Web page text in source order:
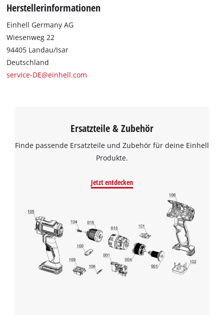
Herstellerinformationen
Einhell Germany AG
Wiesenweg 22
94405 Landau/Isar
Deutschland
service-DE@einhell.com
Ersatzteile & Zubehör
Finde passende Ersatzteile und Zubehör für deine Einhell
Produkte.
Jetzt entdecken